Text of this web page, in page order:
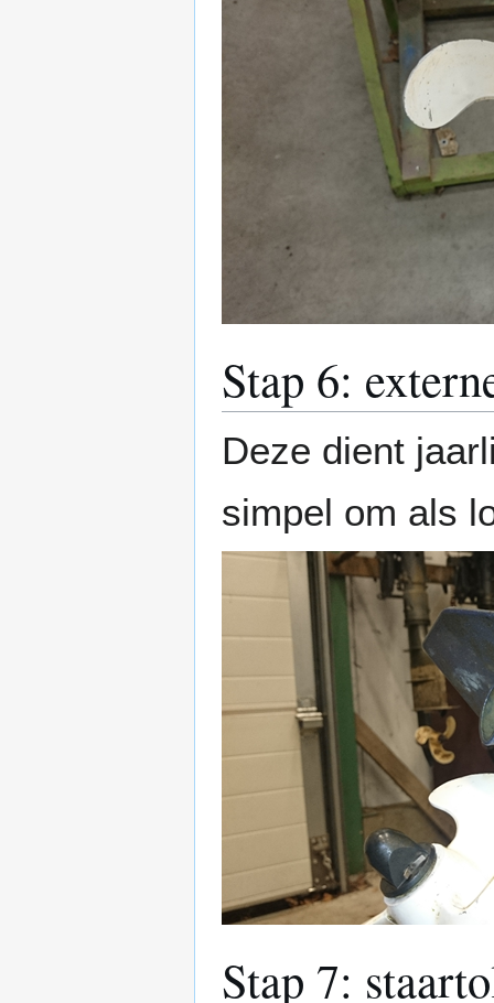
Stap 6:
Deze dient
simpel om als
Stap 7: